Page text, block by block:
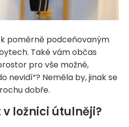
poměrně podceňovaným
Také vám občas
pro vše možné,
nevidí“? Neměla by, jinak se
dobře.
ložnici útulněji?